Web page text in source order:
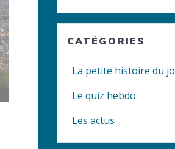
CATÉGORIES
La petite histoire du
Le quiz hebdo
Les actus